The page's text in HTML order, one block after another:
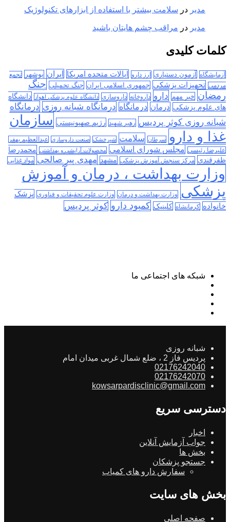
مدیر در سلامت بیشتر با استفاده از ابزارهای تکنولوژیک
مدیر در مراقب چشم هایتان باشید
کلمات کلیدی
آزمایشگاه آزمون دستیاری ارز دارو ایالات متحده امریکا ایران بوشهر
تجمع
مردمی تجهیزات پزشکی جمهوری اسلامی ایران جنگ تحمیلی جنگ
رمضان خبر مهم دارو داروخانه داروسازی دانشگاه علوم پزشکی اهواز
دانشگاه
های علوم پزشکی درمان درمانگاه درمانگاه شبانه روزی درمانگاه
شبانه روزی کوثر پردیس رهبر شهید رژیم صهیونیستی سازمان
غذا و دارو
سرطان سلامت شیرخشک صنعت داروسازی عبدالعظیم بهفر
علیرضا رئیسی مجلس شورای اسلامی محصولات آرایشی و بهداشتی محمدرضا
ظفرقندی مرکز سنجش آموزش پزشکی مشهد مهدی پیر صالحی مواد غذایی
وزارت بهداشت ، درمان و آموزش
پزشکی وزارت بهداشت و درمان وزارت علوم تحقیقات و فناوری پزشک
خانواده کرمانشاه کلینیک کمبود دارو کوثر پردیس
شبکه های اجتماعی ما
شبانه روزی
پردیس فاز 2 ، ضلع شمال غربی میدان امام
02176242040
02176242070
kowsarpardisclinic@gmail.com
دسترسی سریع
اخبار
جواب آزمایش آنلاین
بخش ها
جستجو پزشکان
سفارش دارو های کمیاب
بخش های سایت
صفحه اصلی